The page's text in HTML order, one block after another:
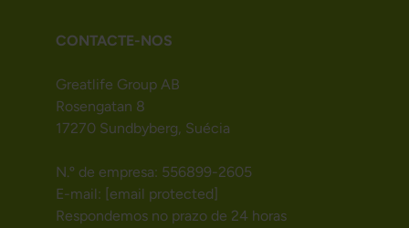
CONTACTE-NOS
Greatlife Group AB
Rosengatan 8
17270 Sundbyberg, Suécia
N.º de empresa: 556899-2605
E-mail: [email protected]
Respondemos no prazo de 24 horas